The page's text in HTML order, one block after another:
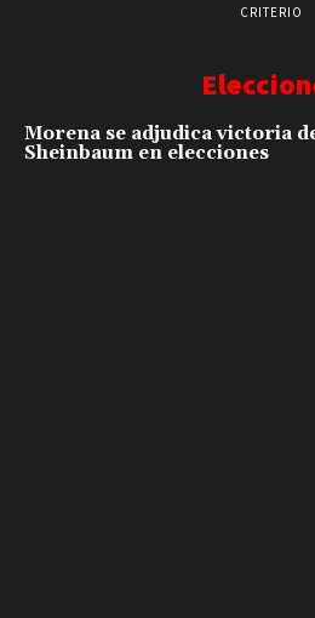
CRITERIO
Morena se adjudica victoria
Sheinbaum en elecciones